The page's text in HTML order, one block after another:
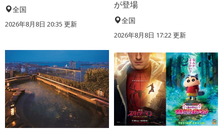
全国
2026年8月8日 20:35 更新
が登場
全国
2026年8月8日 17:22更新